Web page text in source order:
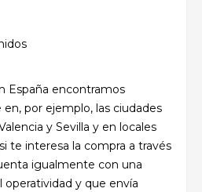
España encontramos
por ejemplo, las ciudades
y Sevilla y en locales
te interesa la compra a través
igualmente con una
y que envía